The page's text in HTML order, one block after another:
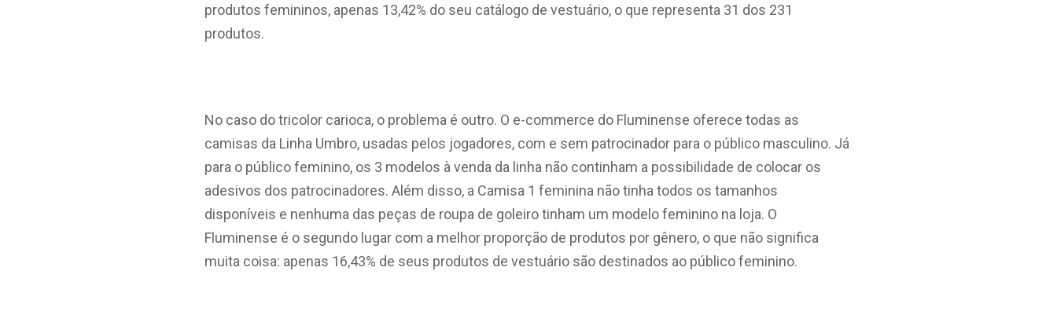
produtos femininos, apenas 13,42% do seu catálogo de vestuário, o que representa 31 dos 231
produtos.
No caso do tricolor carioca, o problema é outro. O e-commerce do Fluminense oferece todas as
camisas da Linha Umbro, usadas pelos jogadores, com e sem patrocinador para o público masculino. Já
para o público feminino, os 3 modelos à venda da linha não continham a possibilidade de colocar os
adesivos dos patrocinadores. Além disso, a Camisa 1 feminina não tinha todos os tamanhos
disponíveis e nenhuma das peças de roupa de goleiro tinham um modelo feminino na loja. O
Fluminense é o segundo lugar com a melhor proporção de produtos por gênero, o que não significa
muita coisa: apenas 16,43% de seus produtos de vestuário são destinados ao público feminino.